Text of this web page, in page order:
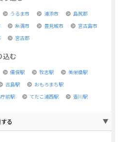
うるま市 浦添市
島尻郡
糸満市 豊見城市
宮古島市
宮古郡
込む
儀保駅 牧志駅
美栄橋駅
古島駅
おもろまち駅
前駅 てだこ浦西駅
壺川駅
る